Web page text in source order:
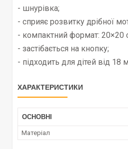
- шнурівка;
- сприяє розвитку дрібної
- компактний формат: 20×20
- застібається на кнопку;
- підходить для дітей від 18
ХАРАКТЕРИСТИКИ
ОСНОВНІ
Матеріал